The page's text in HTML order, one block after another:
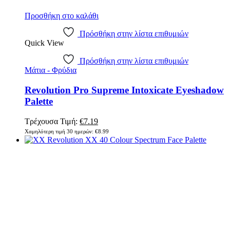
Προσθήκη στο καλάθι
Πρόσθήκη στην λίστα επιθυμιών
Quick View
Πρόσθήκη στην λίστα επιθυμιών
Μάτια - Φρύδια
Revolution Pro Supreme Intoxicate Eyeshadow
Palette
Τρέχουσα Τιμή: Original
price
was:
€7.19Η
τρέχουσα
τιμή
Χαμηλότερη τιμή 30 ημερών: €8.99